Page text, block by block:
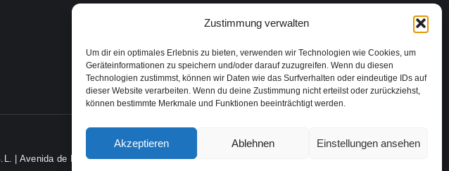
Zustimmung verwalten
Um dir ein optimales Erlebnis zu bieten, verwenden wir Technologien wie Cookies, um
Geräteinformationen zu speichern und/oder darauf zuzugreifen. Wenn du diesen
Technologien zustimmst, können wir Daten wie das Surfverhalten oder eindeutige IDs auf
dieser Website verarbeiten. Wenn du deine Zustimmung nicht erteilst oder zurückziehst,
können bestimmte Merkmale und Funktionen beeinträchtigt werden.
Akzeptieren Ablehnen Einstellungen ansehen
| Avenida de Brasil, nº 29, 28020, Madrid, España | ©2024 Todos los derechos reservados